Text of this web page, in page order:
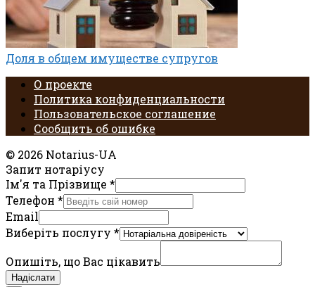
Доля в общем имуществе супругов
О проекте
Политика конфиденциальности
Пользовательское соглашение
Сообщить об ошибке
© 2026 Notarius-UA
Запит нотаріусу
Ім'я та Прізвище *
Телефон *
Email
Виберіть послугу *
Опишіть, що Вас цікавить
Надіслати